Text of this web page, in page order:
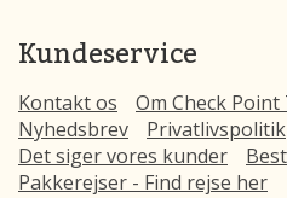
Kundeservice
Kontakt os Om Check Point
Nyhedsbrev
Privatlivspolitik
Det siger vores kunder
Pakkerejser - Find rejse her